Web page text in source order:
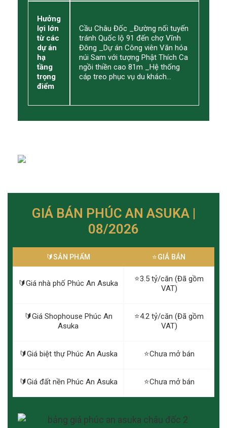
Hưởng
lợi lớn
từ các
dự án
hạ
tầng
trọng
điểm
Cầu Châu Đốc _Đường nối tuyến
tránh Quốc lộ 91 đến chợ Vĩnh
Đông _Dự án Công viên Văn hóa
núi Sam với tượng Phật Thích Ca
ngồi thiền cao 81m _Hệ thống
cáp treo phục vụ du khách…
GIÁ BÁN PHÚC AN ASUKA |
08/2026
🔰️SẢN PHẨM ⭐️GIÁ BÁN
🔰️Giá nhà phố Phúc An Asuka
⭐️3.5 tỷ/căn (Đã gồm
VAT)
🔰️Giá Shophouse Phúc An
Asuka
⭐️4.2 tỷ/căn (Đã gồm
VAT)
🔰️Giá biệt thự Phúc An Auska ⭐️Chưa mở bán
🔰️Giá đất nền Phúc An Asuka ⭐️Chưa mở bán